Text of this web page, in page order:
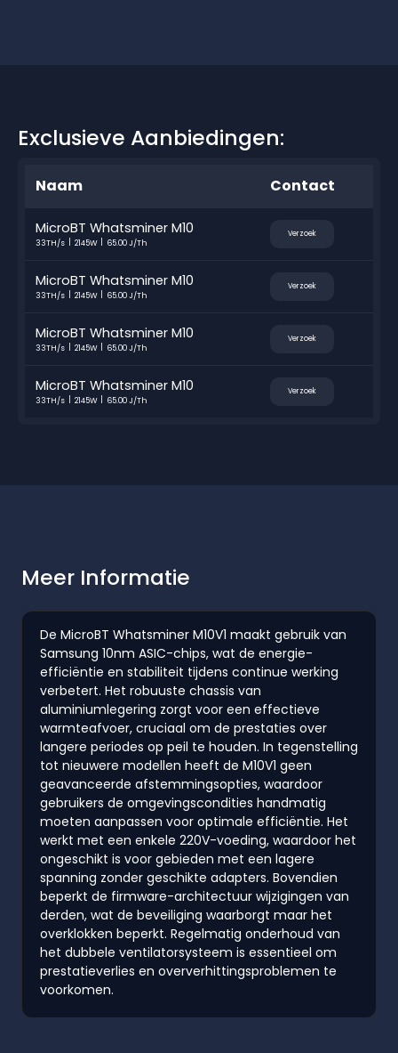
Exclusieve Aanbiedingen:
Naam Contact
MicroBT Whatsminer M10
33TH/s 2145W 65.00 J/Th
Verzoek
MicroBT Whatsminer M10
33TH/s 2145W 65.00 J/Th
Verzoek
MicroBT Whatsminer M10
33TH/s 2145W 65.00 J/Th
Verzoek
MicroBT Whatsminer M10
33TH/s 2145W 65.00 J/Th
Verzoek
Meer Informatie
De MicroBT Whatsminer M10V1 maakt gebruik van
Samsung 10nm ASIC-chips, wat de energie-
efficiëntie en stabiliteit tijdens continue werking
verbetert. Het robuuste chassis van
aluminiumlegering zorgt voor een effectieve
warmteafvoer, cruciaal om de prestaties over
langere periodes op peil te houden. In tegenstelling
tot nieuwere modellen heeft de M10V1 geen
geavanceerde afstemmingsopties, waardoor
gebruikers de omgevingscondities handmatig
moeten aanpassen voor optimale efficiëntie. Het
werkt met een enkele 220V-voeding, waardoor het
ongeschikt is voor gebieden met een lagere
spanning zonder geschikte adapters. Bovendien
beperkt de firmware-architectuur wijzigingen van
derden, wat de beveiliging waarborgt maar het
overklokken beperkt. Regelmatig onderhoud van
het dubbele ventilatorsysteem is essentieel om
prestatieverlies en oververhittingsproblemen te
voorkomen.